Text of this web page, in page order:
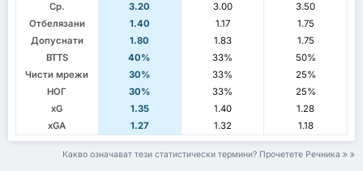
Ср.
3.20 3.00
3.50
Отбелязани
1.40 1.17
1.75
Допуснати
1.80 1.83
1.75
BTTS
40% 33%
50%
Чисти мрежи
30% 33%
25%
НОГ
30% 33%
25%
xG
1.35 1.40
1.28
xGA
1.27 1.32 1.18
Какво означават тези статистически термини? Прочетете Речника